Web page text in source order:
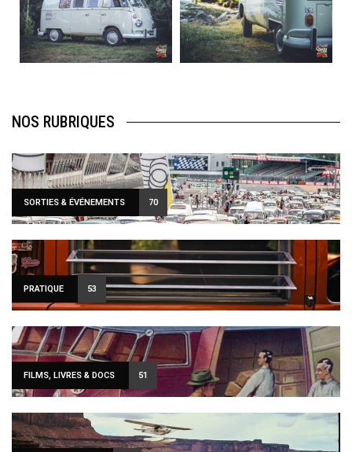
Août 10
120
0
Août 10
108
0
NOS RUBRIQUES
SORTIES & ÉVÉNEMENTS 70
PRATIQUE 53
FILMS, LIVRES & DOCS 51